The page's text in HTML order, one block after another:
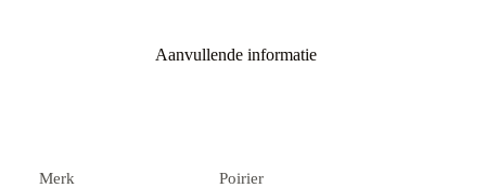
Aanvullende informatie
Merk Poirier